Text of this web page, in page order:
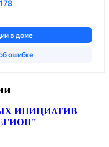
ИНИЦИАТИВ